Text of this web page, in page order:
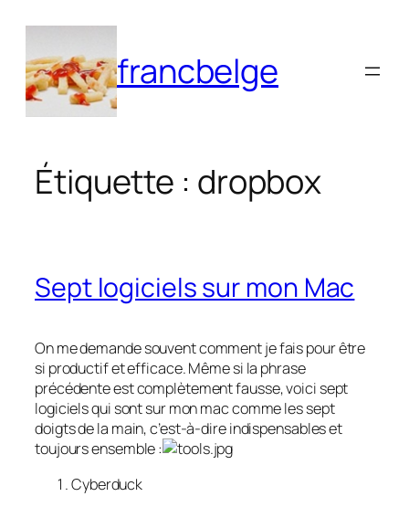
contenu
francbelge
Étiquette : dropbox
Sept logiciels sur mon Mac
On me demande souvent comment je fais pour être
si productif et efficace. Même si la phrase
précédente est complètement fausse, voici sept
logiciels qui sont sur mon mac comme les sept
doigts de la main, c’est-à-dire indispensables et
toujours ensemble :
Cyberduck